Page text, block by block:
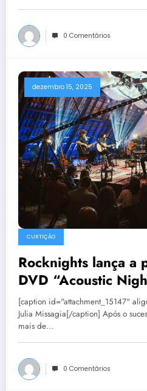
0 Comentários
dezembro 15, 2025
CURTIÇÃO
Rocknights lança a
DVD “Acoustic
[caption id="attachment_15147"
Julia Missagia[/caption] Após o
mais de…
0 Comentários